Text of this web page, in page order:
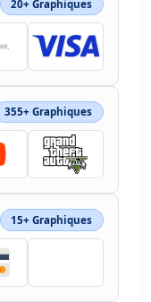
path>
4.611 0-
8.348 8.348-
8.348
0 1-8.348-
1 0
16.135-
20+ Graphiques
355+ Graphiques
15+ Graphiques